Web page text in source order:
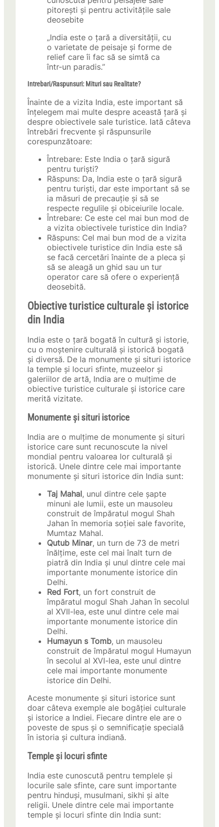
pitorești și pentru activitățile sale
deosebite
„India este o țară a diversității, cu
o varietate de peisaje și forme de
relief care îi fac să se simtă ca
într-un paradis.”
Intrebari/Raspunsuri: Mituri sau Realitate?
Înainte de a vizita India, este important să
înțelegem mai multe despre această țară și
despre obiectivele sale turistice. Iată câteva
întrebări frecvente și răspunsurile
corespunzătoare:
Întrebare: Este India o țară sigură
pentru turiști?
Răspuns: Da, India este o țară sigură
pentru turiști, dar este important să se
ia măsuri de precauție și să se
respecte regulile și obiceiurile locale.
Întrebare: Ce este cel mai bun mod de
a vizita obiectivele turistice din India?
Răspuns: Cel mai bun mod de a vizita
obiectivele turistice din India este să
se facă cercetări înainte de a pleca și
să se aleagă un ghid sau un tur
operator care să ofere o experiență
deosebită.
Obiective turistice culturale și istorice
din India
India este o țară bogată în cultură și istorie,
cu o moștenire culturală și istorică bogată
și diversă. De la monumente și situri istorice
la temple și locuri sfinte, muzeelor și
galeriilor de artă, India are o mulțime de
obiective turistice culturale și istorice care
merită vizitate.
Monumente și situri istorice
India are o mulțime de monumente și situri
istorice care sunt recunoscute la nivel
mondial pentru valoarea lor culturală și
istorică. Unele dintre cele mai importante
monumente și situri istorice din India sunt:
Taj Mahal, unul dintre cele șapte
minuni ale lumii, este un mausoleu
construit de împăratul mogul Shah
Jahan în memoria soției sale favorite,
Mumtaz Mahal.
Qutub Minar, un turn de 73 de metri
înălțime, este cel mai înalt turn de
piatră din India și unul dintre cele mai
importante monumente istorice din
Delhi.
Red Fort, un fort construit de
împăratul mogul Shah Jahan în secolul
al XVII-lea, este unul dintre cele mai
importante monumente istorice din
Delhi.
Humayun s Tomb, un mausoleu
construit de împăratul mogul Humayun
în secolul al XVI-lea, este unul dintre
cele mai importante monumente
istorice din Delhi.
Aceste monumente și situri istorice sunt
doar câteva exemple ale bogăției culturale
și istorice a Indiei. Fiecare dintre ele are o
poveste de spus și o semnificație specială
în istoria și cultura indiană.
Temple și locuri sfinte
India este cunoscută pentru templele și
locurile sale sfinte, care sunt importante
pentru hinduși, musulmani, sikhi și alte
religii. Unele dintre cele mai importante
temple și locuri sfinte din India sunt: